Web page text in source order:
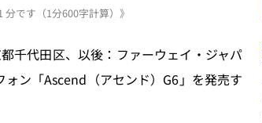
MILLION」など 日刊出版ニュースまとめ
です（1分600字計算）》
千代田区、以後：ファーウェイ・ジャパ
ン「Ascend（アセンド）G6」を発売す